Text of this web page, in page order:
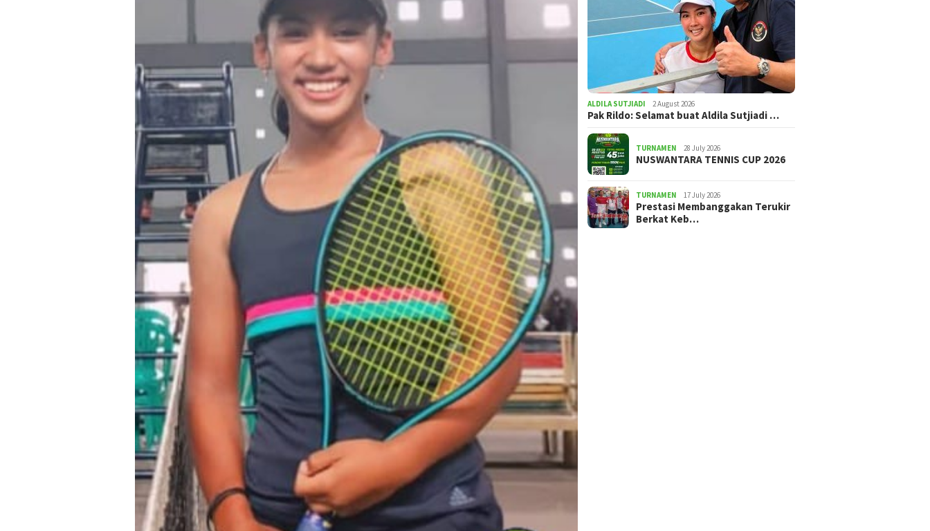
ALDILA SUTJIADI 2 August 2026
Pak Rildo: Selamat buat Aldila Sutjiadi …
TURNAMEN 28 July 2026
NUSWANTARA TENNIS CUP 2026
TURNAMEN 17 July 2026
Prestasi Membanggakan Terukir
Berkat Keb…